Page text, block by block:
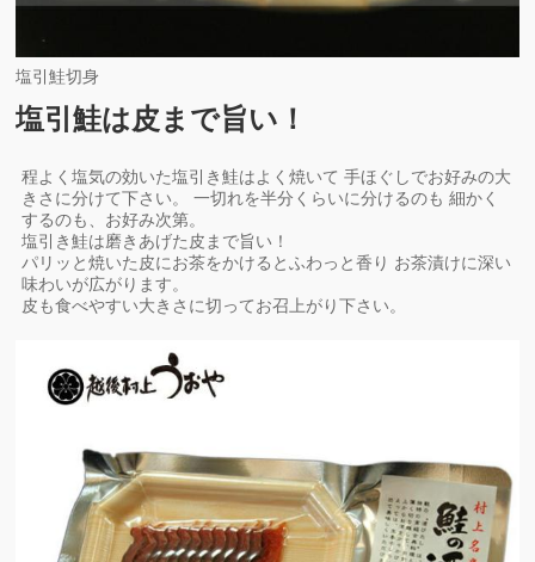
塩引鮭切身
塩引鮭は皮まで旨い！
程よく塩気の効いた塩引き鮭はよく焼いて 手ほぐしでお好みの大
きさに分けて下さい。 一切れを半分くらいに分けるのも 細かく
するのも、お好み次第。
塩引き鮭は磨きあげた皮まで旨い！
パリッと焼いた皮にお茶をかけるとふわっと香り お茶漬けに深い
味わいが広がります。
皮も食べやすい大きさに切ってお召上がり下さい。